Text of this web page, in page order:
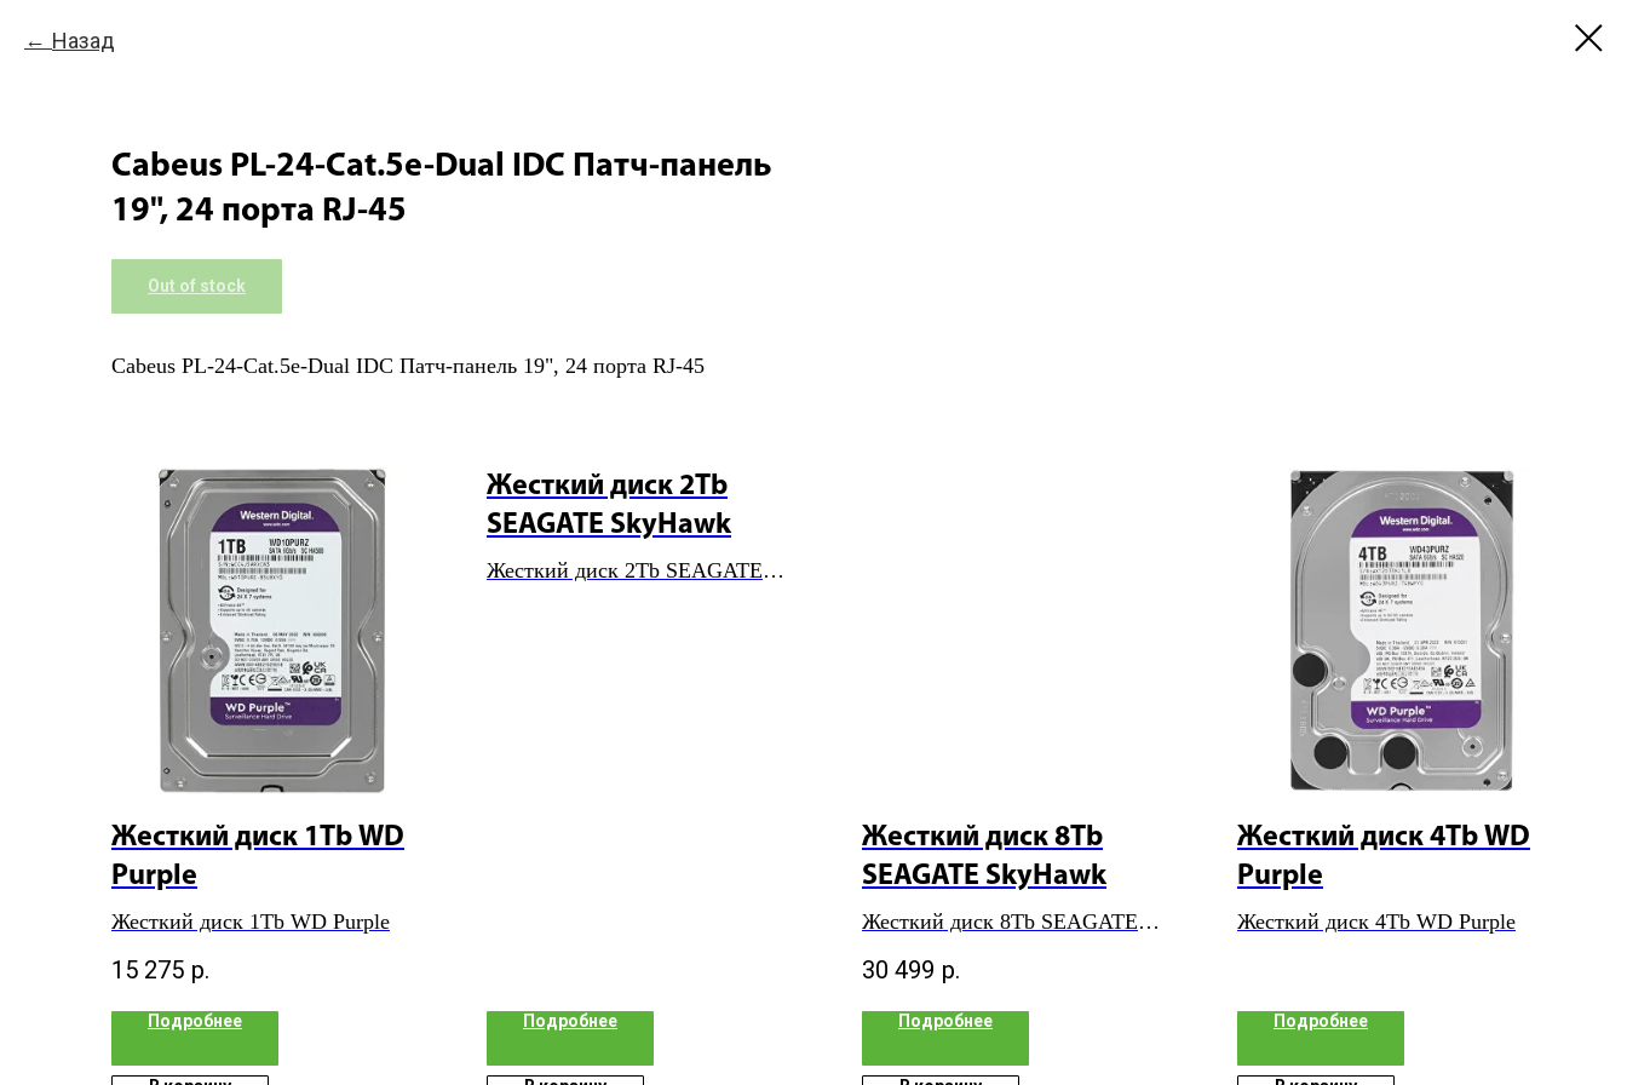
Назад
Cabeus PL-24-Cat.5e-Dual IDC Патч-панель
19", 24 порта RJ-45
Out of stock
Cabeus PL-24-Cat.5e-Dual IDC Патч-панель 19", 24 порта RJ-45
Жесткий диск 1Tb WD
Purple
Жесткий диск 1Tb WD Purple
15 275 р.
Подробнее
Жесткий диск 2Tb
SEAGATE SkyHawk
Жесткий диск 2Tb SEAGATE
Подробнее
Жесткий диск 8Tb
SEAGATE SkyHawk
Жесткий диск 8Tb SEAGATE
SkyHawk
30 499 р.
Подробнее
Жесткий диск 4Tb WD
Purple
Жесткий диск 4Tb WD Purple
Подробнее